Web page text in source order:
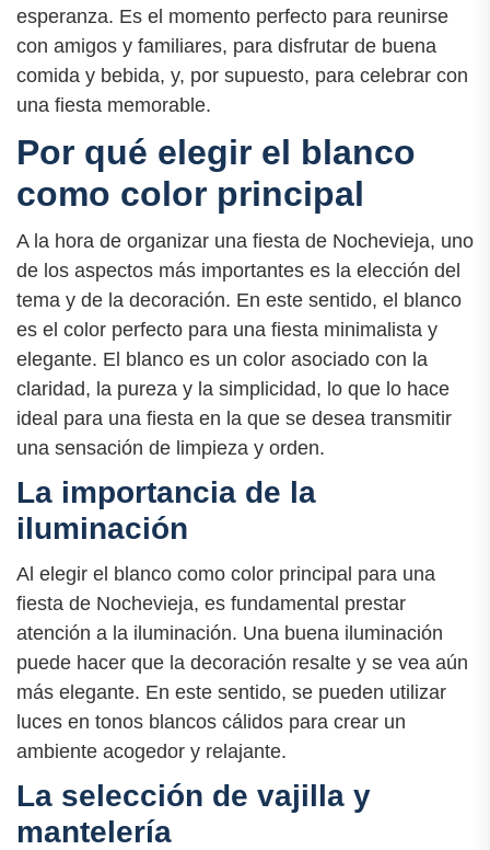
esperanza. Es el momento perfecto para reunirse
con amigos y familiares, para disfrutar de buena
comida y bebida, y, por supuesto, para celebrar con
una fiesta memorable.
Por qué elegir el blanco
como color principal
A la hora de organizar una fiesta de Nochevieja, uno
de los aspectos más importantes es la elección del
tema y de la decoración. En este sentido, el blanco
es el color perfecto para una fiesta minimalista y
elegante. El blanco es un color asociado con la
claridad, la pureza y la simplicidad, lo que lo hace
ideal para una fiesta en la que se desea transmitir
una sensación de limpieza y orden.
La importancia de la
iluminación
Al elegir el blanco como color principal para una
fiesta de Nochevieja, es fundamental prestar
atención a la iluminación. Una buena iluminación
puede hacer que la decoración resalte y se vea aún
más elegante. En este sentido, se pueden utilizar
luces en tonos blancos cálidos para crear un
ambiente acogedor y relajante.
La selección de vajilla y
mantelería